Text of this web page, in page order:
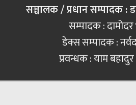
सञ्चालक / प्रधान सम्पादक :
सम्पादक : दामोदर
डेक्स सम्पादक :
प्रवन्धक : याम